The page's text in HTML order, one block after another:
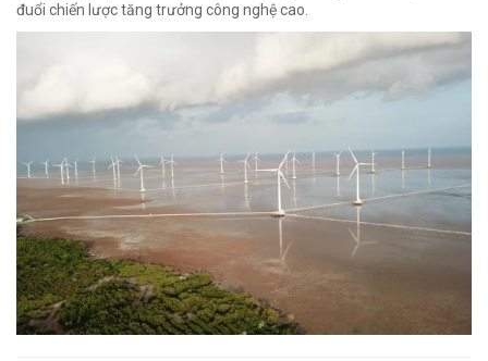
đuổi chiến lược tăng trưởng công nghệ cao.